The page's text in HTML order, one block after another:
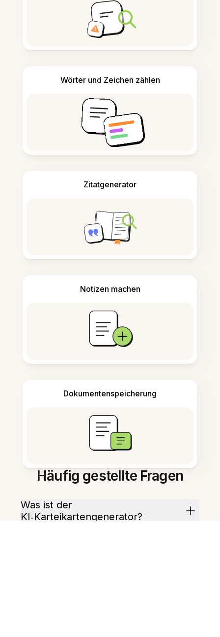
Wörter und Zeichen zählen
Zitatgenerator
Notizen machen
Dokumentenspeicherung
Häufig gestellte Fragen
Was ist der
KI‑Karteikartengenerator?